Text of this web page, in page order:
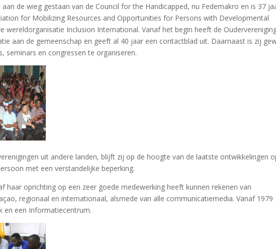
de wieg gestaan van de Council for the Handicapped, nu Fedemakro en is 37
for Mobilizing Resources and Opportunities for Persons with Developmental
wereldorganisatie Inclusion International. Vanaf het begin heeft de
aan de gemeenschap en geeft al 40 jaar een contactblad uit. Daarnaast is zij
seminars en congressen te organiseren.
uit andere landen, blijft zij op de hoogte van de laatste ontwikkelingen
met een verstandelijke beperking.
haar oprichting op een zeer goede medewerking heeft kunnen rekenen van
regionaal en internationaal, alsmede van alle communicatiemedia. Vanaf 1979
en een Informatiecentrum.